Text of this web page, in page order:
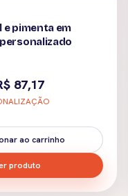
e pimenta em
87,17
ao carrinho
produto